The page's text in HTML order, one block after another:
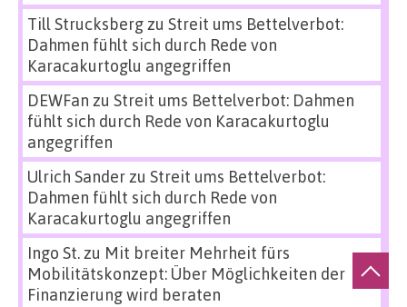
Till Strucksbergzu Streit ums Bettelverbot:
Dahmen fühlt sich durch Rede von
Karacakurtoglu angegriffen
DEWFan zu Streit ums Bettelverbot: Dahmen
fühlt sich durch Rede von Karacakurtoglu
angegriffen
Ulrich Sanderzu Streit ums Bettelverbot:
Dahmen fühlt sich durch Rede von
Karacakurtoglu angegriffen
Ingo St.zu Mit breiter Mehrheit fürs
Mobilitätskonzept: Über Möglichkeiten der
Finanzierung wird beraten